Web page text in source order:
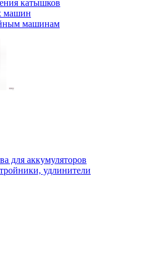
катышков
машин
машинам
для аккумуляторов
удлинители